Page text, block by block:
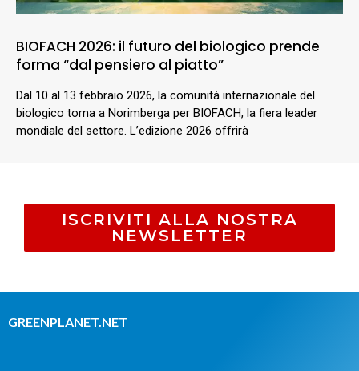
BIOFACH 2026: il futuro del biologico prende
forma “dal pensiero al piatto”
Dal 10 al 13 febbraio 2026, la comunità internazionale del
biologico torna a Norimberga per BIOFACH, la fiera leader
mondiale del settore. L’edizione 2026 offrirà
ISCRIVITI ALLA NOSTRA
NEWSLETTER
GREENPLANET.NET